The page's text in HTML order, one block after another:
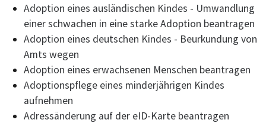
Adoption eines ausländischen Kindes - Umwandlung
einer schwachen in eine starke Adoption beantragen
Adoption eines deutschen Kindes - Beurkundung von
Amts wegen
Adoption eines erwachsenen Menschen beantragen
Adoptionspflege eines minderjährigen Kindes
aufnehmen
Adressänderung auf der eID-Karte beantragen